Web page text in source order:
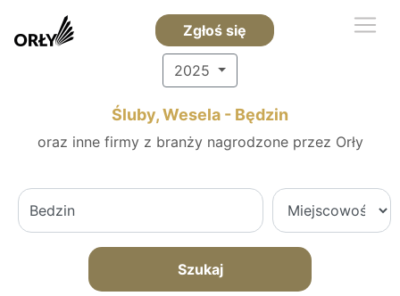
Zgłoś się
2025
Śluby, Wesela - Będzin
oraz inne firmy z branży nagrodzone przez Orły
Szukaj